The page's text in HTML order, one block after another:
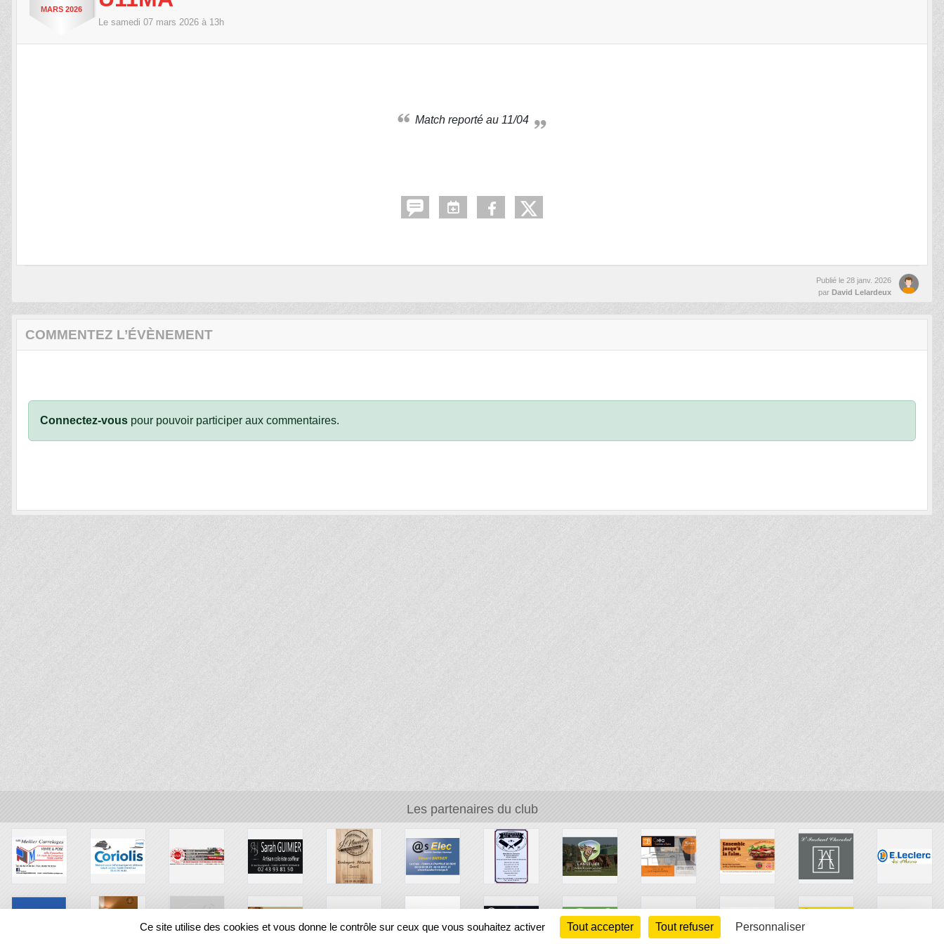
MARS 2026
Le samedi 07 mars 2026 à 13h
Match reporté au 11/04
Publié le 28 janv. 2026
par David Lelardeux
COMMENTEZ L’ÉVÈNEMENT
Connectez-vous pour pouvoir participer aux commentaires.
Les partenaires du club
Ce site utilise des cookies et vous donne le contrôle sur ceux que vous souhaitez activer Tout accepter Tout refuser Personnaliser